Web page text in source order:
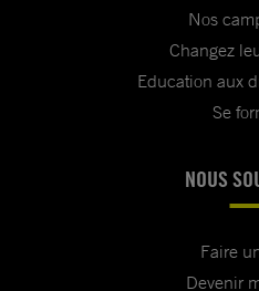
Nos
Changez
Education aux
Se
NOUS
Faire
Devenir